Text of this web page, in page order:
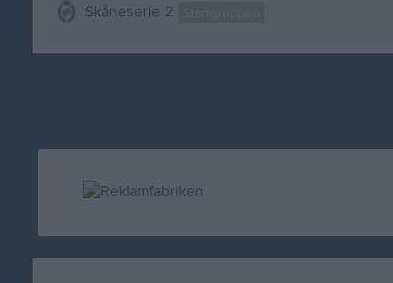
Skåneserie 2